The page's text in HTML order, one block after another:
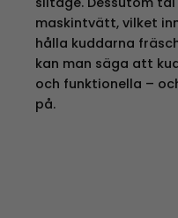
maskintvätt, vilket
hålla kuddarna
kan man säga att
och funktionella –
på.